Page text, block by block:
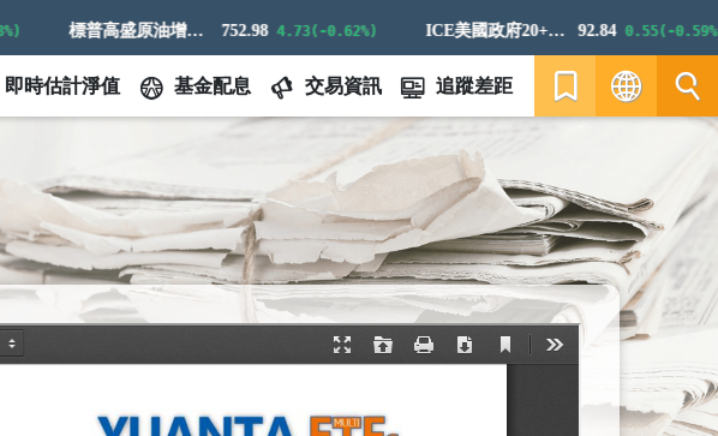
標普高盛原油增強超額回報指數 752.98 4.73(-0.62%) ICE美國政府20+年期債券指數 92.84 0.55(-0.59%)
即時估計淨值 基金配息 交易資訊 追蹤差距
EN